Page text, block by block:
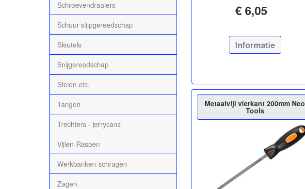
Schroevendraaiers
Schuur-slijpgereedschap
Sleutels
Snijgereedschap
Stelen etc.
Tangen
Trechters - jerrycans
Vijlen-Raspen
Werkbanken-schragen
Zagen
€ 6,05
Informatie
Metaalvijl vierkant 200mm Neo
Tools